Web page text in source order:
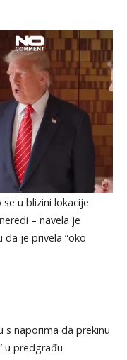
u blizini lokacije
– navela je
je privela “oko
s naporima da prekinu
u predgrađu